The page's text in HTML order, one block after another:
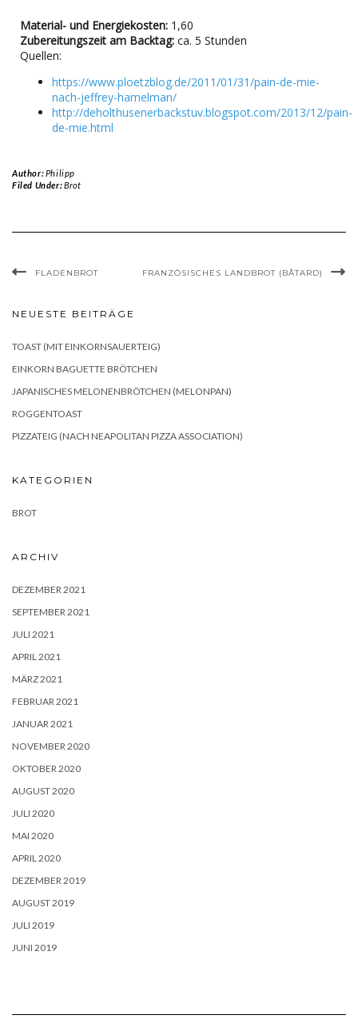
Material- und Energiekosten: 1,60
Zubereitungszeit am Backtag: ca. 5 Stunden
Quellen:
https://www.ploetzblog.de/2011/01/31/pain-de-mie-
nach-jeffrey-hamelman/
http://deholthusenerbackstuv.blogspot.com/2013/12/pain-
de-mie.html
Author:Philipp
Filed Under:Brot
FLADENBROT FRANZÖSISCHES LANDBROT (BÂTARD)
NEUESTE BEITRÄGE
TOAST (MIT EINKORNSAUERTEIG)
EINKORN BAGUETTE BRÖTCHEN
JAPANISCHES MELONENBRÖTCHEN (MELONPAN)
ROGGENTOAST
PIZZATEIG (NACH NEAPOLITAN PIZZA ASSOCIATION)
KATEGORIEN
BROT
ARCHIV
DEZEMBER 2021
SEPTEMBER 2021
JULI 2021
APRIL 2021
MÄRZ 2021
FEBRUAR 2021
JANUAR 2021
NOVEMBER 2020
OKTOBER 2020
AUGUST 2020
JULI 2020
MAI 2020
APRIL 2020
DEZEMBER 2019
AUGUST 2019
JULI 2019
JUNI 2019